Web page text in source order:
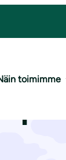
toimimme